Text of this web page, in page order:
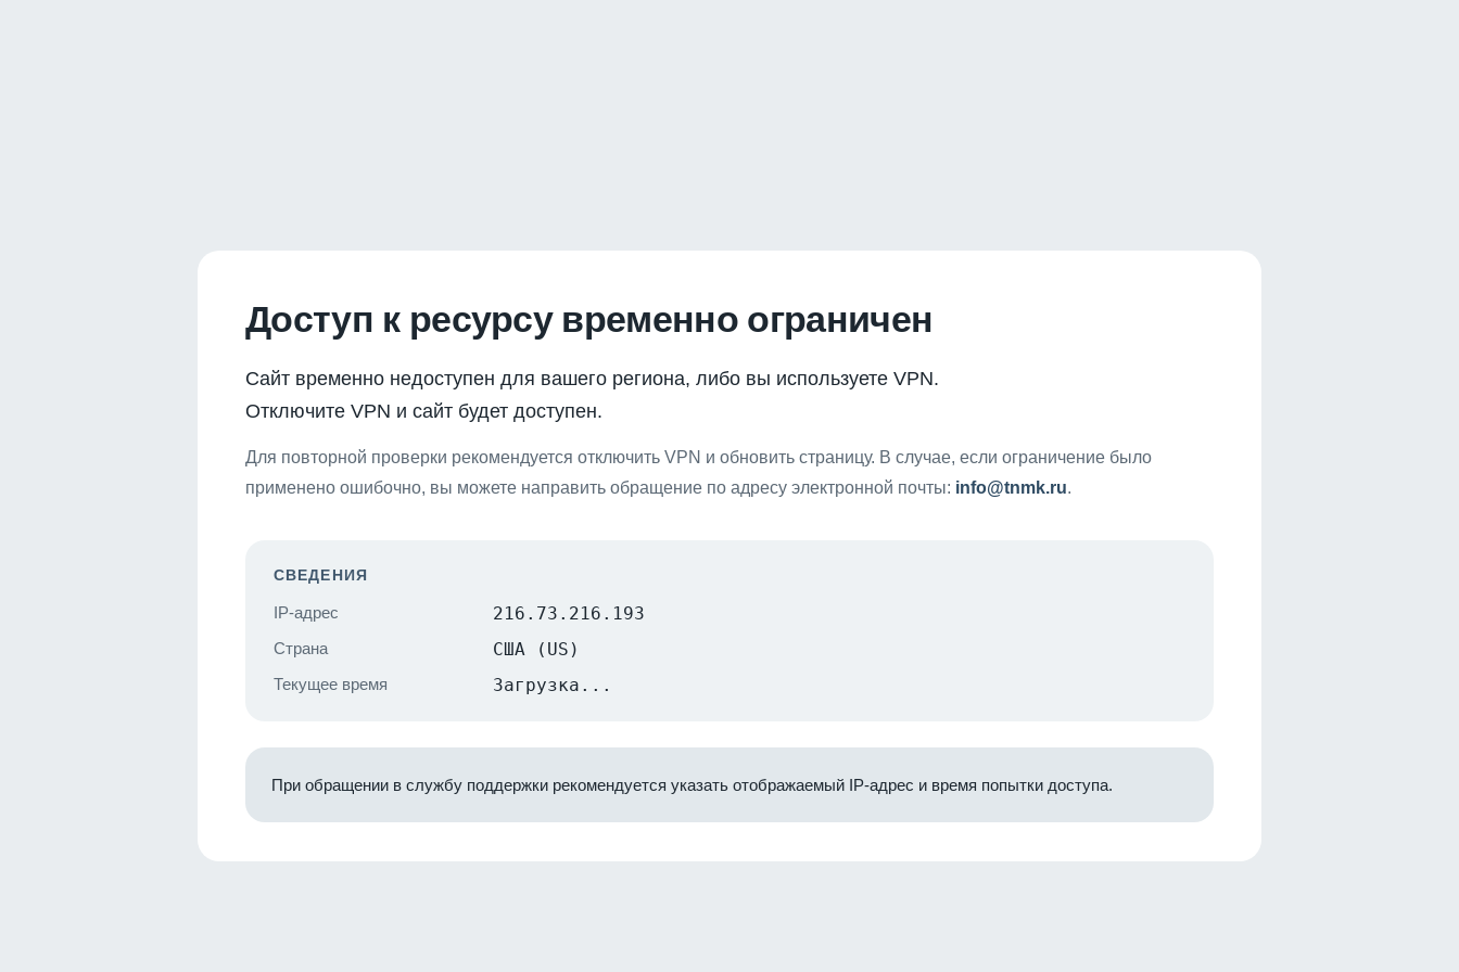
Доступ к ресурсу временно ограничен
Сайт временно недоступен для вашего региона, либо вы используете VPN.
Отключите VPN и сайт будет доступен.
Для повторной проверки рекомендуется отключить VPN и обновить страницу. В случае, если ограничение было
применено ошибочно, вы можете направить обращение по адресу электронной почты: info@tnmk.ru.
СВЕДЕНИЯ
IP-адрес 216.73.216.193
Страна США (US)
Текущее время Загрузка...
При обращении в службу поддержки рекомендуется указать отображаемый IP-адрес и время попытки доступа.